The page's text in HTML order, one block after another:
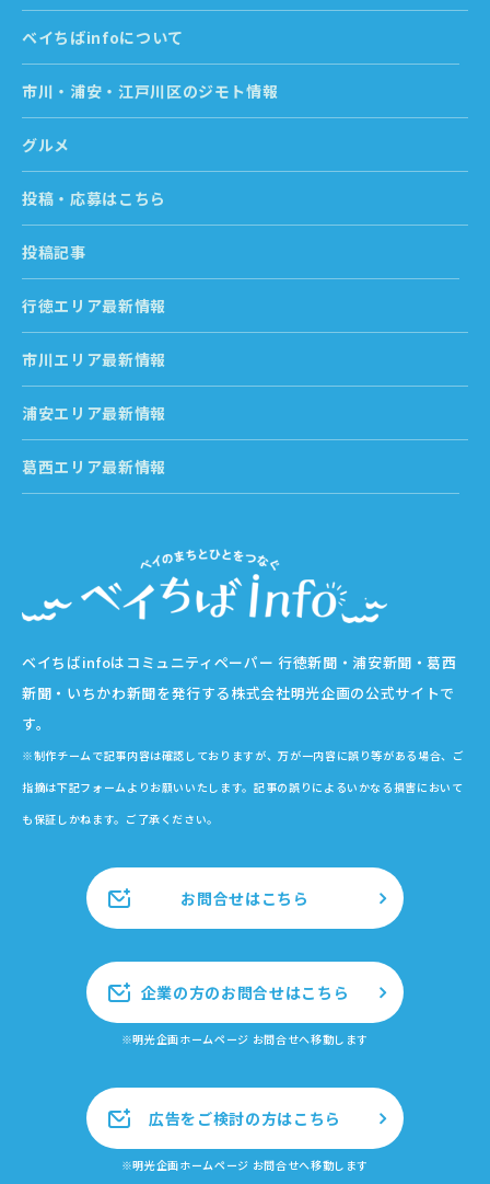
ベイちばinfoはコミュニティペーパー 行徳新聞・浦安新聞・葛西
新聞・いちかわ新聞を発行する株式会社明光企画の公式サイトで
す。
※制作チームで記事内容は確認しておりますが、万が一内容に誤り等がある場合、ご
指摘は下記フォームよりお願いいたします。記事の誤りによるいかなる損害において
も保証しかねます。ご了承ください。
お問合せはこちら
企業の方のお問合せはこちら
※明光企画ホームページ お問合せへ移動します
広告をご検討の方はこちら
※明光企画ホームページ お問合せへ移動します
ベイちばinfoについて
市川・浦安・江戸川区のジモト情報
グルメ
投稿・応募はこちら
投稿記事
行徳エリア最新情報
市川エリア最新情報
浦安エリア最新情報
葛西エリア最新情報